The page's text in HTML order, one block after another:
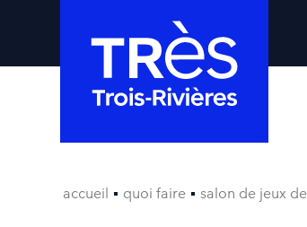
accueil quoi faire salon de jeux